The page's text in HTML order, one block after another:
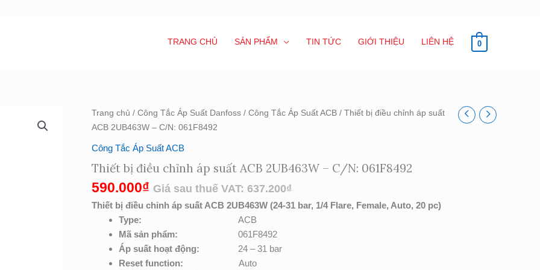
TRANG CHỦ SẢN PHẨM TIN TỨC GIỚI THIỆU LIÊN HỆ 0
Trang chủ / Công Tắc Áp Suất Danfoss / Công Tắc Áp Suất ACB / Thiết bị điều chỉnh áp suất
ACB 2UB463W – C/N: 061F8492
Công Tắc Áp Suất ACB
Thiết bị điều chỉnh áp suất ACB 2UB463W – C/N: 061F8492
590.000₫ Giá sau thuế VAT: 637.200₫
Thiết bị điều chỉnh áp suất ACB 2UB463W (24-31 bar, 1/4 Flare, Female, Auto, 20 pc)
Type: ACB
Mã sản phẩm: 061F8492
Áp suất hoạt động: 24 – 31 bar
Reset function: Auto
Thiết
bị
chỉnh
áp
suất
ACB
2UB463W
061F8492